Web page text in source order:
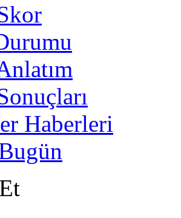
Haberleri